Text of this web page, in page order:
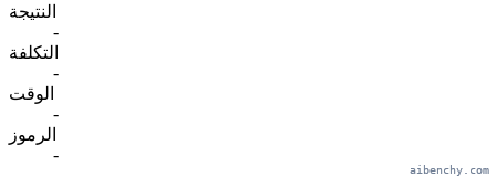
النتيجة
-
التكلفة
-
الوقت
-
الرموز
-